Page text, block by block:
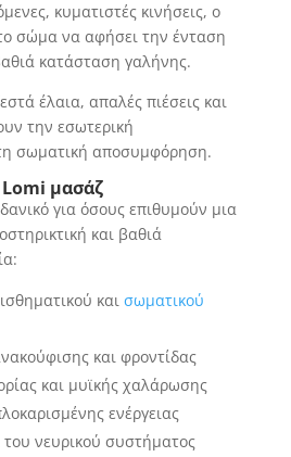
κυματιστές κινήσεις, ο
σώμα να αφήσει την ένταση
κατάσταση γαλήνης.
έλαια, απαλές πιέσεις και
την εσωτερική
σωματική αποσυμφόρηση.
Lomi μασάζ
για όσους επιθυμούν μια
και βαθιά
και σωματικού
και φροντίδας
και μυϊκής χαλάρωσης
ενέργειας
νευρικού συστήματος